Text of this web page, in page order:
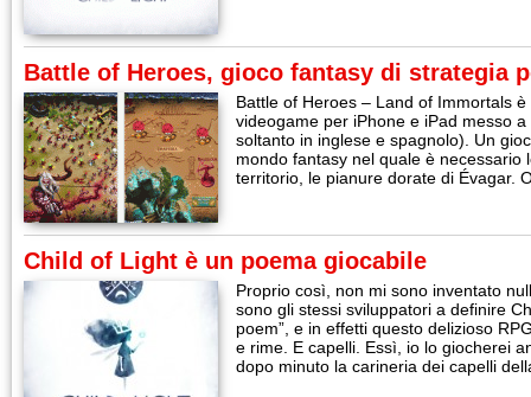
Battle of Heroes, gioco fantasy di strategia
Battle of Heroes – Land of Immortals
videogame per iPhone e iPad messo
soltanto in inglese e spagnolo). Un
mondo fantasy nel quale è necessario
territorio, le pianure dorate di Évagar.
Child of Light è un poema giocabile
Proprio così, non mi sono inventato
sono gli stessi sviluppatori a definire
poem”, e in effetti questo delizioso
e rime. E capelli. Essì, io lo giocherei
dopo minuto la carineria dei capelli